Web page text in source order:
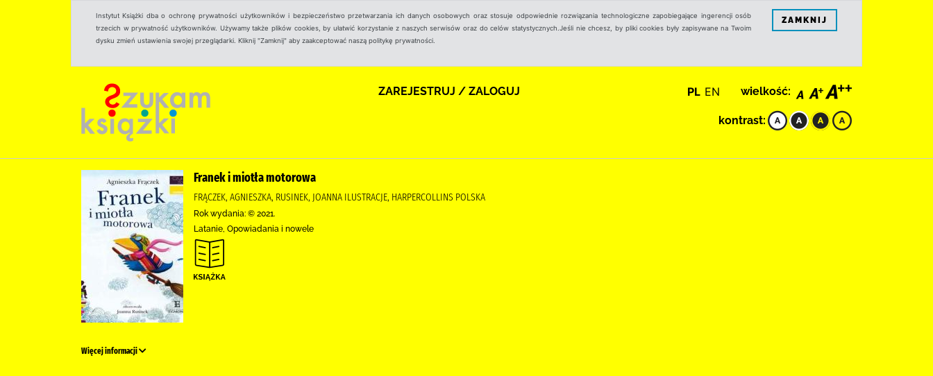
Instytut Książki dba o ochronę prywatności użytkowników i bezpieczeństwo przetwarzania ich danych osobowych oraz stosuje odpowiednie rozwiązania technologiczne zapobiegające ingerencji osób
trzecich w prywatność użytkowników. Używamy także plików cookies, by ułatwić korzystanie z naszych serwisów oraz do celów statystycznych.Jeśli nie chcesz, by pliki cookies były zapisywane na Twoim
dysku zmień ustawienia swojej przeglądarki. Kliknij "Zamknij" aby zaakceptować naszą politykę prywatności.
ZAMKNIJ
ZAREJESTRUJ / ZALOGUJ PL EN wielkość:
kontrast:
Franek i miotła motorowa
FRĄCZEK, AGNIESZKA, RUSINEK, JOANNA ILUSTRACJE, HARPERCOLLINS POLSKA
Rok wydania: © 2021.
Latanie, Opowiadania i nowele
Więcej informacji